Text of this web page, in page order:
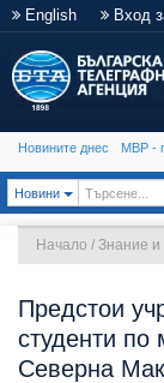
English Вход
Новините днес МВР -
Новини Toggle
Начало / Знание и
Предстои
студенти по
Северна